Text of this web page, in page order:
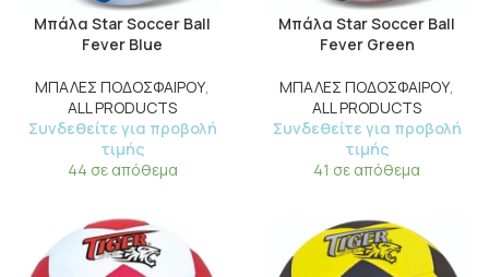
Μπάλα Star Soccer Ball
Fever Blue
ΜΠΑΛΕΣ ΠΟΔΟΣΦΑΙΡΟΥ,
ALL PRODUCTS
Συνδεθείτε για προβολή
τιμής
44 σε απόθεμα
Μπάλα Star Soccer Ball
Fever Green
ΜΠΑΛΕΣ ΠΟΔΟΣΦΑΙΡΟΥ,
ALL PRODUCTS
Συνδεθείτε για προβολή
τιμής
41 σε απόθεμα